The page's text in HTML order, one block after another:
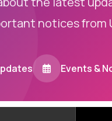
notices from
Events &